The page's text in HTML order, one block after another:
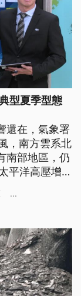
型夏季型態
還在，氣象署
，南方雲系北
南部地區，仍
平洋高壓增
...